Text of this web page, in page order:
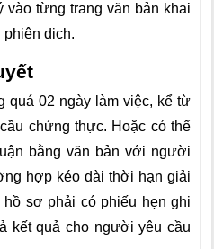
từng trang văn bản khai
dịch.
quá 02 ngày làm việc, kể từ
chứng thực. Hoặc có thể
bằng văn bản với người
hợp kéo dài thời hạn giải
sơ phải có phiếu hẹn ghi
kết quả cho người yêu cầu